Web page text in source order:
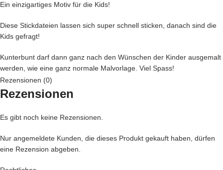
Ein einzigartiges Motiv für die Kids!
Diese Stickdateien lassen sich super schnell sticken, danach sind die
Kids gefragt!
Kunterbunt darf dann ganz nach den Wünschen der Kinder ausgemalt
werden, wie eine ganz normale Malvorlage. Viel Spass!
Die Mädels vom Stickzebra haben sich durch viele Stoffmalfarben
probiert und die besten können wir Euch empfehlen.
Stoffmalstifte (große Farbauswahl)
Stoffmalstifte (günstige Variante)
Rezensionen (0)
Rezensionen
Es gibt noch keine Rezensionen.
Nur angemeldete Kunden, die dieses Produkt gekauft haben, dürfen
eine Rezension abgeben.